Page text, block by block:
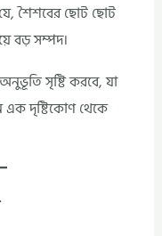
শৈশবের ছোট ছোট
বড় সম্পদ।
সৃষ্টি করবে, যা
এক দৃষ্টিকোণ থেকে